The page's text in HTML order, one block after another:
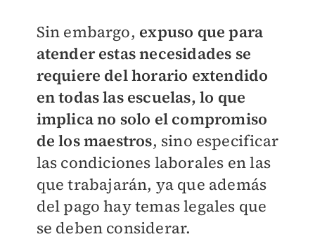
Sin embargo, expuso que para
atender estas necesidades se
requiere del horario extendido
en todas las escuelas, lo que
implica no solo el compromiso
de los maestros, sino especificar
las condiciones laborales en las
que trabajarán, ya que además
del pago hay temas legales que
se deben considerar.